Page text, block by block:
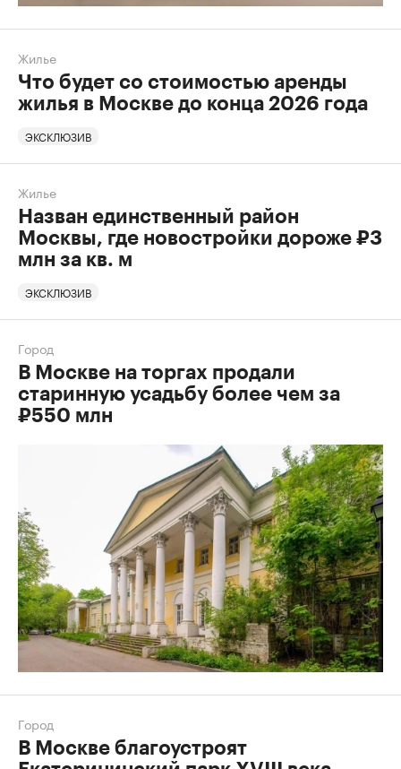
Жилье
Что будет со стоимостью аренды
жилья в Москве до конца 2026 года
ЭКСКЛЮЗИВ
Жилье
Назван единственный район
Москвы, где новостройки дороже ₽3
млн за кв. м
ЭКСКЛЮЗИВ
Город
В Москве на торгах продали
старинную усадьбу более чем за
₽550 млн
Город
В Москве благоустроят